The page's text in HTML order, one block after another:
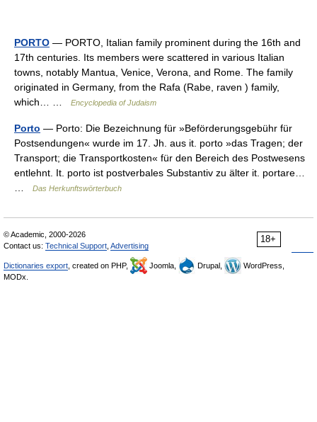
PORTO — PORTO, Italian family prominent during the 16th and
17th centuries. Its members were scattered in various Italian
towns, notably Mantua, Venice, Verona, and Rome. The family
originated in Germany, from the Rafa (Rabe, raven ) family,
which… …
Encyclopedia of Judaism
Porto — Porto: Die Bezeichnung für »Beförderungsgebühr für
Postsendungen« wurde im 17. Jh. aus it. porto »das Tragen; der
Transport; die Transportkosten« für den Bereich des Postwesens
entlehnt. It. porto ist postverbales Substantiv zu älter it. portare…
Das Herkunftswörterbuch
18+
© Academic, 2000-2026
Contact us: Technical Support Advertising
Dictionaries export , created on PHP, Joomla, Drupal,
WordPress,
MODx.